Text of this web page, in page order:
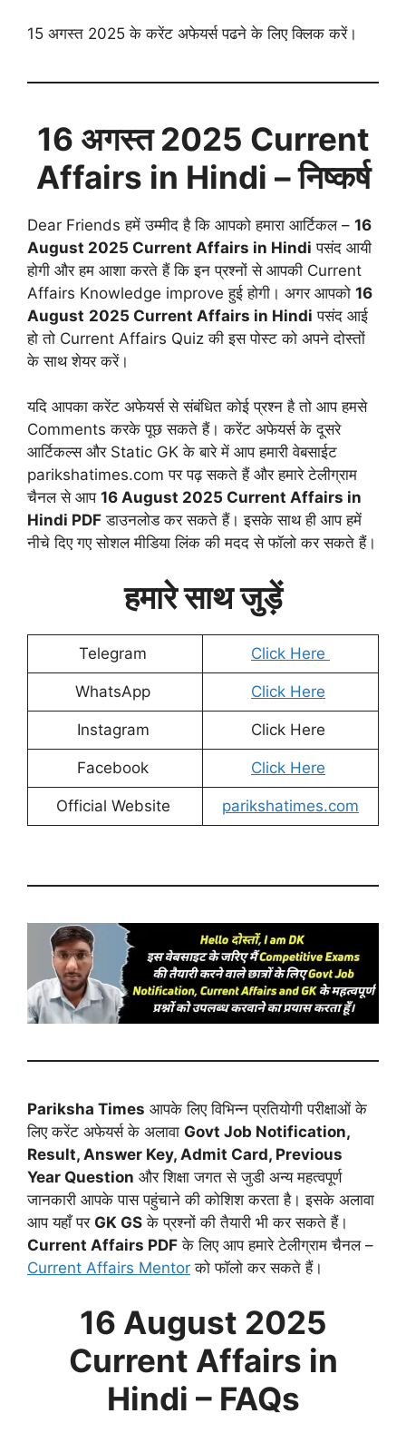
15 अगस्त 2025 के करेंट अफेयर्स पढने के लिए क्लिक करें।
16 अगस्त2025 Current
Affairs in Hindi – निष्कर्ष
Dear Friends हमें उम्मीद है कि आपको हमारा आर्टिकल – 16
August 2025 Current Affairs in Hindi पसंद आयी
होगी और हम आशा करते हैं कि इन प्रश्नों से आपकी Current
Affairs Knowledge improve हुई होगी। अगर आपको 16
August 2025 Current Affairs in Hindi पसंद आई
हो तो Current Affairs Quiz की इस पोस्ट को अपने दोस्तों
के साथ शेयर करें।
यदि आपका करेंट अफेयर्स से संबंधित कोई प्रश्न है तो आप हमसे
Comments करके पूछ सकते हैं। करेंट अफेयर्स के दूसरे
आर्टिकल्स और Static GK के बारे में आप हमारी वेबसाईट
parikshatimes.com पर पढ़ सकते हैं और हमारे टेलीग्राम
चैनल से आप 16 August 2025 Current Affairs in
Hindi PDF डाउनलोड कर सकते हैं। इसके साथ ही आप हमें
नीचे दिए गए सोशल मीडिया लिंक की मदद से फॉलो कर सकते हैं।
हमारे साथ जुड़ें
Telegram Click Here
WhatsApp Click Here
Instagram Click Here
Facebook Click Here
Official Website parikshatimes.com
Pariksha Times आपके लिए विभिन्न प्रतियोगी परीक्षाओं के
लिए करेंट अफेयर्स के अलावा Govt Job Notification,
Result, Answer Key, Admit Card, Previous
Year Question और शिक्षा जगत से जुडी अन्य महत्वपूर्ण
जानकारी आपके पास पहुंचाने की कोशिश करता है। इसके अलावा
आप यहाँ पर GK GS के प्रश्नों की तैयारी भी कर सकते हैं।
Current Affairs PDF के लिए आप हमारे टेलीग्राम चैनल –
Current Affairs Mentor को फॉलो कर सकते हैं।
16 August 2025
Current Affairs in
Hindi – FAQs